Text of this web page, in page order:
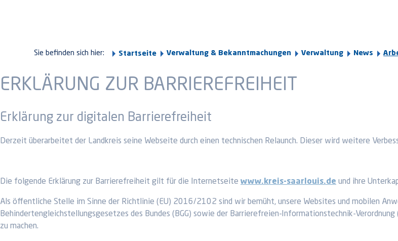
Sie befinden sich hier: Startseite Verwaltung & Bekanntmachungen Verwaltung News
ERKLÄRUNG ZUR BARRIEREFREIHEIT
Erklärung zur digitalen Barrierefreiheit
Derzeit überarbeitet der Landkreis seine Webseite durch einen technischen Relaunch. Dieser wird weitere
Die folgende Erklärung zur Barrierefreiheit gilt für die Internetseite www.kreis-saarlouis.de und ihre
Als öffentliche Stelle im Sinne der Richtlinie (EU) 2016/2102 sind wir bemüht, unsere Websites und mobilen
Behindertengleichstellungsgesetzes des Bundes (BGG) sowie der Barrierefreien-Informationstechnik-
zu machen.